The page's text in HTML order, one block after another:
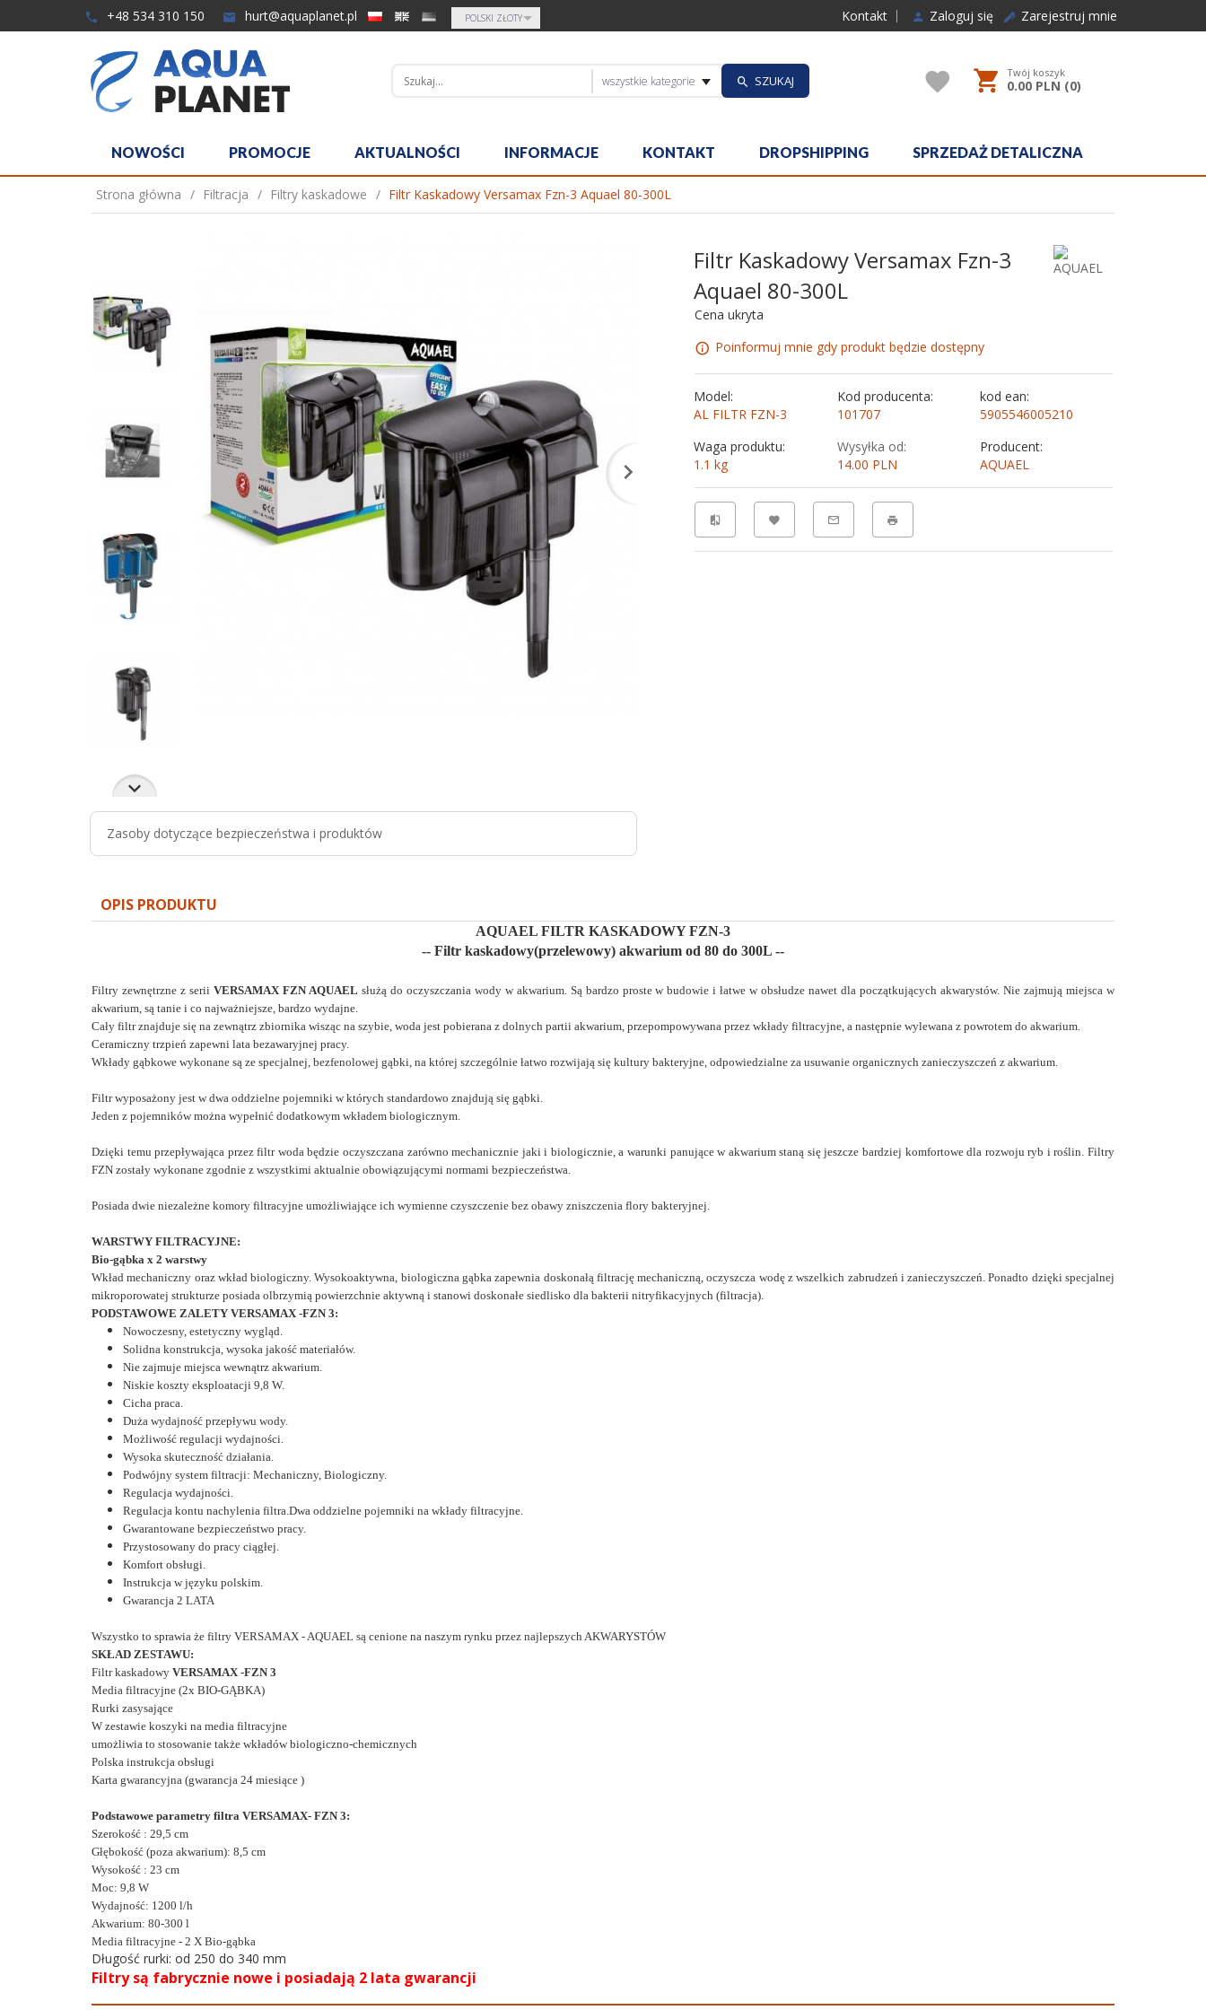
+48 534 310 150 hurt@aquaplanet.pl currency_h
POLSKI ZŁOTY Kontakt Zaloguj się Zarejestruj mnie
categories_searcher
wszystkie kategorie SZUKAJ
Twój koszyk
0.00 PLN (0)
NOWOŚCI PROMOCJE AKTUALNOŚCI INFORMACJE KONTAKT DROPSHIPPING SPRZEDAŻ DETALICZNA
Strona główna Filtracja Filtry kaskadowe Filtr Kaskadowy Versamax Fzn-3 Aquael 80-300L
Zasoby dotyczące bezpieczeństwa i produktów
Filtr Kaskadowy Versamax Fzn-3
Aquael 80-300L
Cena ukryta
Poinformuj mnie gdy produkt będzie dostępny
Model:
AL FILTR FZN-3
Kod producenta:
101707
kod ean:
5905546005210
Waga produktu:
1.1 kg
Wysyłka od:
14.00 PLN
Producent:
AQUAEL
OPIS PRODUKTU
AQUAEL FILTR KASKADOWY FZN-3
-- Filtr kaskadowy(przelewowy) akwarium od 80 do 300L --
Filtry zewnętrzne z serii VERSAMAX FZN AQUAEL służą do oczyszczania wody w akwarium. Są bardzo proste w budowie i łatwe w obsłudze nawet dla początkujących akwarystów. Nie zajmują miejsca w
akwarium, są tanie i co najważniejsze, bardzo wydajne.
Cały filtr znajduje się na zewnątrz zbiornika wisząc na szybie, woda jest pobierana z dolnych partii akwarium, przepompowywana przez wkłady filtracyjne, a następnie wylewana z powrotem do akwarium.
Ceramiczny trzpień zapewni lata bezawaryjnej pracy.
Wkłady gąbkowe wykonane są ze specjalnej, bezfenolowej gąbki, na której szczególnie łatwo rozwijają się kultury bakteryjne, odpowiedzialne za usuwanie organicznych zanieczyszczeń z akwarium.
Filtr wyposażony jest w dwa oddzielne pojemniki w których standardowo znajdują się gąbki.
Jeden z pojemników można wypełnić dodatkowym wkładem biologicznym.
Dzięki temu przepływająca przez filtr woda będzie oczyszczana zarówno mechanicznie jaki i biologicznie, a warunki panujące w akwarium staną się jeszcze bardziej komfortowe dla rozwoju ryb i roślin. Filtry
FZN zostały wykonane zgodnie z wszystkimi aktualnie obowiązującymi normami bezpieczeństwa.
Posiada dwie niezależne komory filtracyjne umożliwiające ich wymienne czyszczenie bez obawy zniszczenia flory bakteryjnej.
WARSTWY FILTRACYJNE:
Bio-gąbka x 2 warstwy
Wkład mechaniczny oraz wkład biologiczny. Wysokoaktywna, biologiczna gąbka zapewnia doskonałą filtrację mechaniczną, oczyszcza wodę z wszelkich zabrudzeń i zanieczyszczeń. Ponadto dzięki specjalnej
mikroporowatej strukturze posiada olbrzymią powierzchnie aktywną i stanowi doskonałe siedlisko dla bakterii nitryfikacyjnych (filtracja).
PODSTAWOWE ZALETY VERSAMAX -FZN 3:
Nowoczesny, estetyczny wygląd.
Solidna konstrukcja, wysoka jakość materiałów.
Nie zajmuje miejsca wewnątrz akwarium.
Niskie koszty eksploatacji 9,8 W.
Cicha praca.
Duża wydajność przepływu wody.
Możliwość regulacji wydajności.
Wysoka skuteczność działania.
Podwójny system filtracji: Mechaniczny, Biologiczny.
Regulacja wydajności.
Regulacja kontu nachylenia filtra.Dwa oddzielne pojemniki na wkłady filtracyjne.
Gwarantowane bezpieczeństwo pracy.
Przystosowany do pracy ciągłej.
Komfort obsługi.
Instrukcja w języku polskim.
Gwarancja 2 LATA
Wszystko to sprawia że filtry VERSAMAX - AQUAEL są cenione na naszym rynku przez najlepszych AKWARYSTÓW
SKŁAD ZESTAWU:
Filtr kaskadowy VERSAMAX -FZN 3
Media filtracyjne (2x BIO-GĄBKA)
Rurki zasysające
W zestawie koszyki na media filtracyjne
umożliwia to stosowanie także wkładów biologiczno-chemicznych
Polska instrukcja obsługi
Karta gwarancyjna (gwarancja 24 miesiące )
Podstawowe parametry filtra VERSAMAX- FZN 3:
Szerokość : 29,5 cm
Głębokość (poza akwarium): 8,5 cm
Wysokość : 23 cm
Moc: 9,8 W
Wydajność: 1200 l/h
Akwarium: 80-300 l
Media filtracyjne - 2 X Bio-gąbka
Długość rurki: od 250 do 340 mm
Filtry są fabrycznie nowe i posiadają 2 lata gwarancji